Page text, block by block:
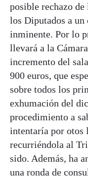
posible rechazo de
los Diputados a
inminente. Por lo
llevará a la
incremento del
900 euros, que
sobre todos los
exhumación del
procedimiento a
intentaría por otos
recurriéndola al
sido. Además, ha
una ronda de